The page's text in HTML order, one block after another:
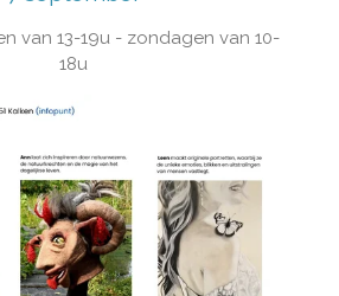
van 13-19u - zondagen van 10-
18u